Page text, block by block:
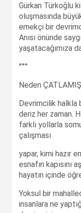
Gürkan Türkoğlu
oluşmasında
emekçi bir
Anısı önünde
yaşatacağımıza
°°°
Neden
Devrimcilik halkla
deriz her zaman.
farklı yollarla
çalışması
yapar, kimi hazır
esnafın kapısını
hayatın içinde
Yoksul bir
insanlara ne